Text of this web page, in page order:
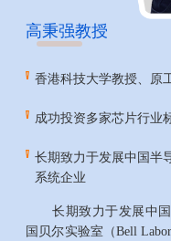
高秉强教授
香港科技大学教授、原
成功投资多家芯片行业
长期致力于发展中国半
系统企业
长期致力于发展中
国贝尔实验室（Bell